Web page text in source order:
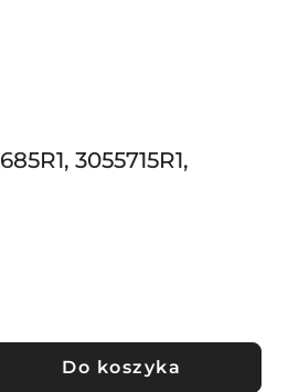
3055715R1,
Do koszyka